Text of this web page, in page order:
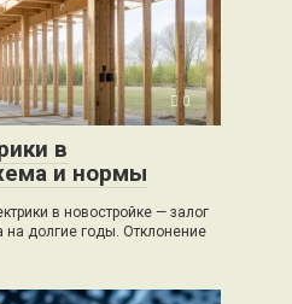
0
в
и нормы
в новостройке — залог
на долгие годы. Отклонение